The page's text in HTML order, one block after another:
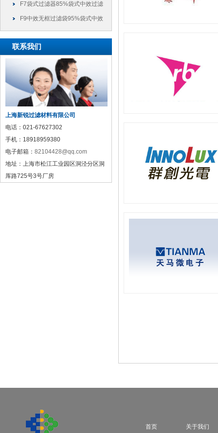
过滤器可以使用多久
F7袋式过滤器85%袋式中效过滤
袋
F9中效无框过滤袋95%袋式中效
过滤袋
联系我们
上海新锐过滤材料有限公司
电话： 021-67627302
手机： 18918959380
电子邮箱： 82104428@qq.com
地址：
上海市松江工业园区洞泾分区洞
厍路725号3号厂房
首页 关于我们